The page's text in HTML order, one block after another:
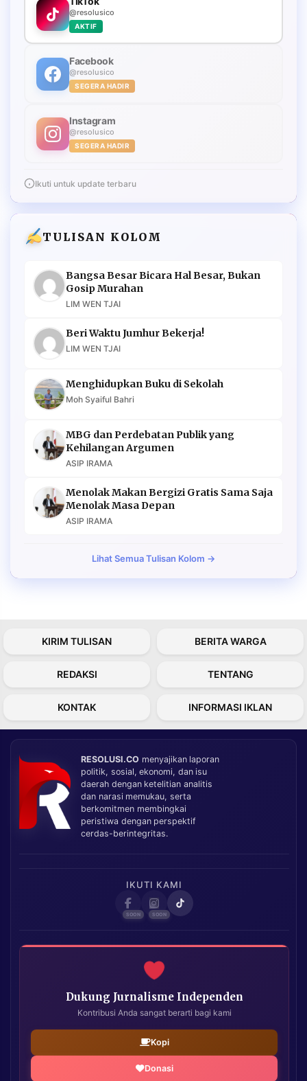
@resolusico
AKTIF
Facebook
@resolusico
SEGERA HADIR
Instagram
@resolusico
SEGERA HADIR
Ikuti untuk update terbaru
TULISAN KOLOM
Bangsa Besar Bicara Hal Besar, Bukan
Gosip Murahan
LIM WEN TJAI
Beri Waktu Jumhur Bekerja!
LIM WEN TJAI
Menghidupkan Buku di Sekolah
Moh Syaiful Bahri
MBG dan Perdebatan Publik yang
Kehilangan Argumen
ASIP IRAMA
Menolak Makan Bergizi Gratis Sama Saja
Menolak Masa Depan
ASIP IRAMA
Lihat Semua Tulisan Kolom →
KIRIM TULISAN BERITA WARGA
REDAKSI TENTANG
KONTAK INFORMASI IKLAN
RESOLUSI.CO menyajikan laporan
politik, sosial, ekonomi, dan isu
daerah dengan ketelitian analitis
dan narasi memukau, serta
berkomitmen membingkai
peristiwa dengan perspektif
cerdas-berintegritas.
IKUTI KAMI
Dukung Jurnalisme Independen
Kontribusi Anda sangat berarti bagi kami
Kopi
Donasi